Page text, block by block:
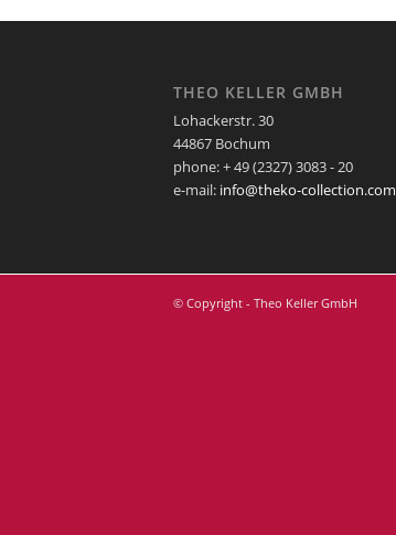
THEO KELLER GMBH
Lohackerstr. 30
44867 Bochum
phone: + 49 (2327) 3083 - 20
e-mail: info@theko-collection.com
© Copyright - Theo Keller GmbH